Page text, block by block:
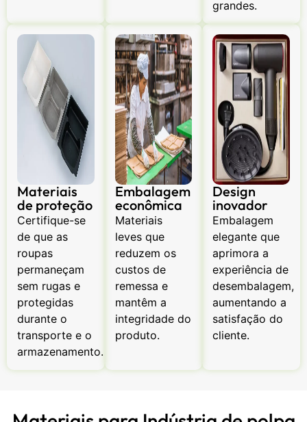
grandes.
Materiais
de proteção
Certifique-se
de que as
roupas
permaneçam
sem rugas e
protegidas
durante o
transporte e o
armazenamento.
Embalagem
econômica
Materiais
leves que
reduzem os
custos de
remessa e
mantêm a
integridade do
produto.
Design
inovador
Embalagem
elegante que
aprimora a
experiência de
desembalagem,
aumentando a
satisfação do
cliente.